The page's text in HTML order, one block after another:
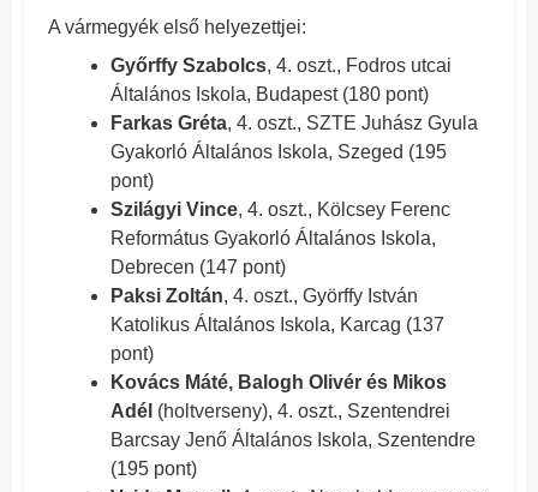
A vármegyék első helyezettjei:
Győrffy Szabolcs, 4. oszt., Fodros utcai
Általános Iskola, Budapest (180 pont)
Farkas Gréta, 4. oszt., SZTE Juhász Gyula
Gyakorló Általános Iskola, Szeged (195
pont)
Szilágyi Vince, 4. oszt., Kölcsey Ferenc
Református Gyakorló Általános Iskola,
Debrecen (147 pont)
Paksi Zoltán, 4. oszt., Györffy István
Katolikus Általános Iskola, Karcag (137
pont)
Kovács Máté, Balogh Olivér és Mikos
Adél (holtverseny), 4. oszt., Szentendrei
Barcsay Jenő Általános Iskola, Szentendre
(195 pont)